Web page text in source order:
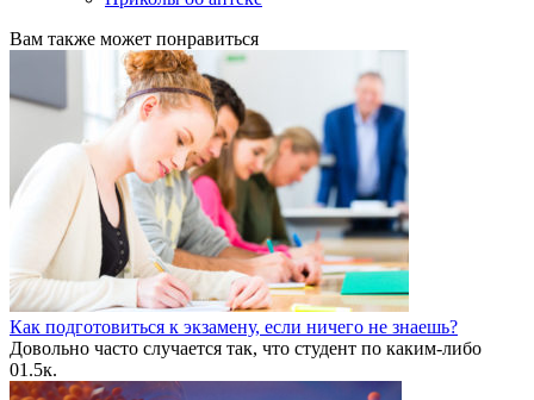
Вам также может понравиться
Как подготовиться к экзамену, если ничего не знаешь?
Довольно часто случается так, что студент по каким-либо
01.5к.